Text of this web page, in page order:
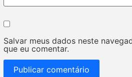
Salvar meus dados neste
que eu comentar.